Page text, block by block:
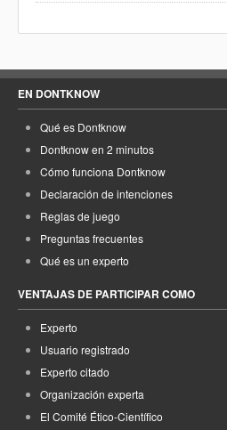
EN DONTKNOW
Qué es Dontknow
Dontknow en 2 minutos
Cómo funciona Dontknow
Declaración de intenciones
Reglas de juego
Preguntas frecuentes
Qué es un experto
VENTAJAS DE PARTICIPAR COMO
Experto
Usuario registrado
Experto citado
Organización experta
El Comité Ético-Científico